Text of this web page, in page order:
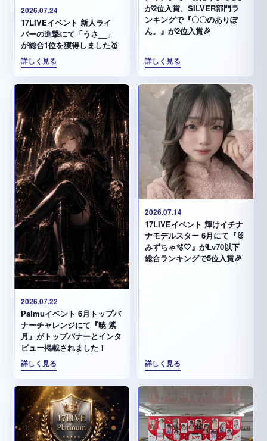
2026.07.24
17LIVEイベント 新人ライ
バーの進撃にて「うさ__」
が総合1位を獲得しました🥇
詳しく見る
が2位入賞、SILVER部門ラ
ンキングで『〇〇のありぽ
ん。』が2位入賞🎉
詳しく見る
2026.07.22
Palmuイベント 6月トップバ
ナーチャレンジにて『暁 紫
月』がトップバナーとインタ
ビュー掲載されました！
詳しく見る
2026.07.14
17LIVEイベント 輝けイチナ
ナモデルスター 6月にて『🐰
みずちゃ️🫧🤍』がLv70以下
総合ランキングで5位入賞🎉
詳しく見る